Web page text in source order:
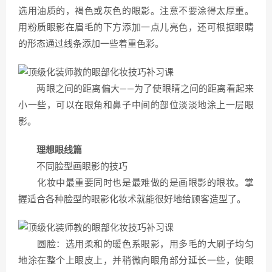
选用油质的，褐色或灰色的眼影。注意不要涂得太厚重。
用粉质眼影在眉毛的下方添加一点儿亮色，还可根据眼睛
的形态通过线条添加一些着重色彩。
两眼之间的距离偏大——为了使眼睛之间的距离看起来
小一些，可以在眼角和鼻子中间的部位淡淡地涂上一层眼
影。
理想眼线篇
不同脸型画眼影的技巧
化妆中最重要同时也是最难做的是画眼影的眼妆。掌
握适合各种脸型的眼影化妆术就能很好地给顾客造型了。
圆脸：选用柔和的暖色系眼影，用多毛的大刷子均匀
地涂在整个上眼皮上，并稍微向眼角部分延长一些，使眼